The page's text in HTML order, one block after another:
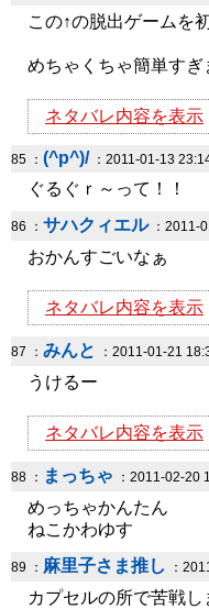
この↑の脱出ゲームを
めちゃくちゃ簡単すぎ
ネタバレ内容を表示
85 ： (^p^)/ ：2011-01-13
ぐるぐｒ～って！！
86 ： サハクィエル：2011-
おかんすごいなぁ
ネタバレ内容を表示
87 ： みんと ：2011-01-21
うけるー
ネタバレ内容を表示
88 ： まっちゃ ：2011-02-20
めっちゃかんたん
ねこかわゆす
89 ： 麻里子さま推し ：
カプセルの所で苦戦し